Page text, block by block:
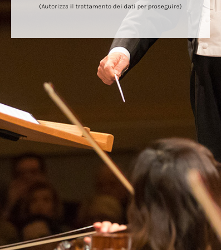
(Autorizza il trattamento dei dati per proseguire)